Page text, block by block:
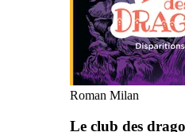
Roman Milan
Le club des